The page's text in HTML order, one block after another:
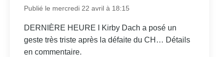
Publié le mercredi 22 avril à 18:15
DERNIÈRE HEURE I Kirby Dach a posé un
geste très triste après la défaite du CH… Détails
en commentaire.